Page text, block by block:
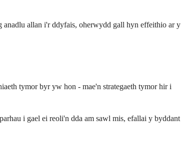
allan i'r ddyfais, oherwydd gall hyn effeithio ar y
tymor byr yw hon - mae'n strategaeth tymor hir i
i gael ei reoli'n dda am sawl mis, efallai y byddant